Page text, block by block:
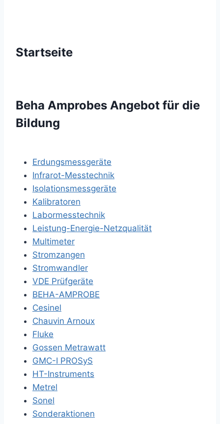
Startseite
Beha Amprobes Angebot für die
Bildung
Erdungsmessgeräte
Infrarot-Messtechnik
Isolationsmessgeräte
Kalibratoren
Labormesstechnik
Leistung-Energie-Netzqualität
Multimeter
Stromzangen
Stromwandler
VDE Prüfgeräte
BEHA-AMPROBE
Cesinel
Chauvin Arnoux
Fluke
Gossen Metrawatt
GMC-I PROSyS
HT-Instruments
Metrel
Sonel
Sonderaktionen